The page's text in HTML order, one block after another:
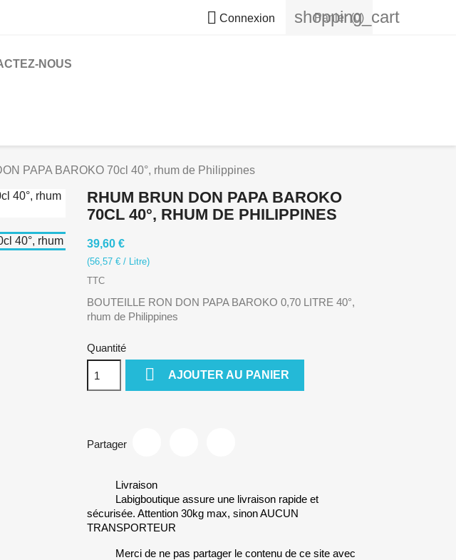
 Connexion shopping_cart
Panier (0)
NOUS
PAPA BAROKO 70cl 40°, rhum de Philippines
RHUM BRUN DON PAPA BAROKO
70CL 40°, RHUM DE PHILIPPINES
39,60 €
(56,57 € / Litre)
TTC
BOUTEILLE RON DON PAPA BAROKO 0,70 LITRE 40°,
rhum de Philippines
Quantité
 AJOUTER AU PANIER
Partager
Livraison
Labigboutique assure une livraison rapide et
sécurisée. Attention 30kg max, sinon AUCUN
TRANSPORTEUR
Merci de ne pas partager le contenu de ce site avec